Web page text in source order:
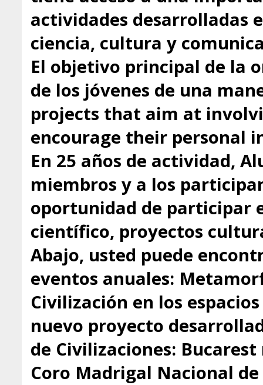
actividades desarrolladas
ciencia, cultura y
El objetivo principal de la
de los jóvenes de una
projects that aim at
encourage their personal
En 25 años de actividad,
miembros y a los
oportunidad de participar
científico, proyectos
Abajo, usted puede
eventos anuales:
Civilización en los
nuevo proyecto
de Civilizaciones:
Coro Madrigal Nacional